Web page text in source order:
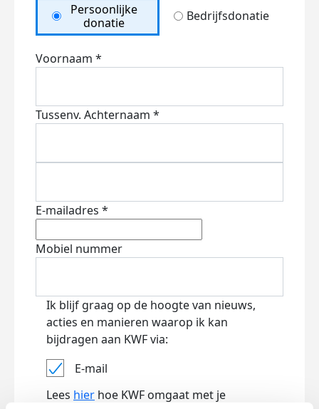
Persoonlijke
donatie
Bedrijfsdonatie
Voornaam *
Tussenv. Achternaam *
E-mailadres *
Mobiel nummer
Ik blijf graag op de hoogte van nieuws,
acties en manieren waarop ik kan
bijdragen aan KWF via:
E-mail
Lees hier hoe KWF omgaat met je